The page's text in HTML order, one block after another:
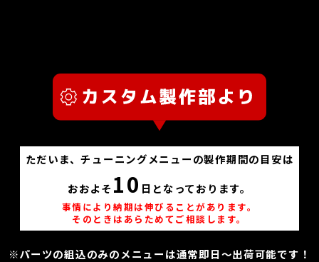
ただいま、チューニングメニューの製作期間の目安は
おおよそ 10 日となっております。
事情により納期は伸びることがあります。
そのときはあらためてご相談します。
※パーツの組込のみのメニューは通常即日～出荷可能です！